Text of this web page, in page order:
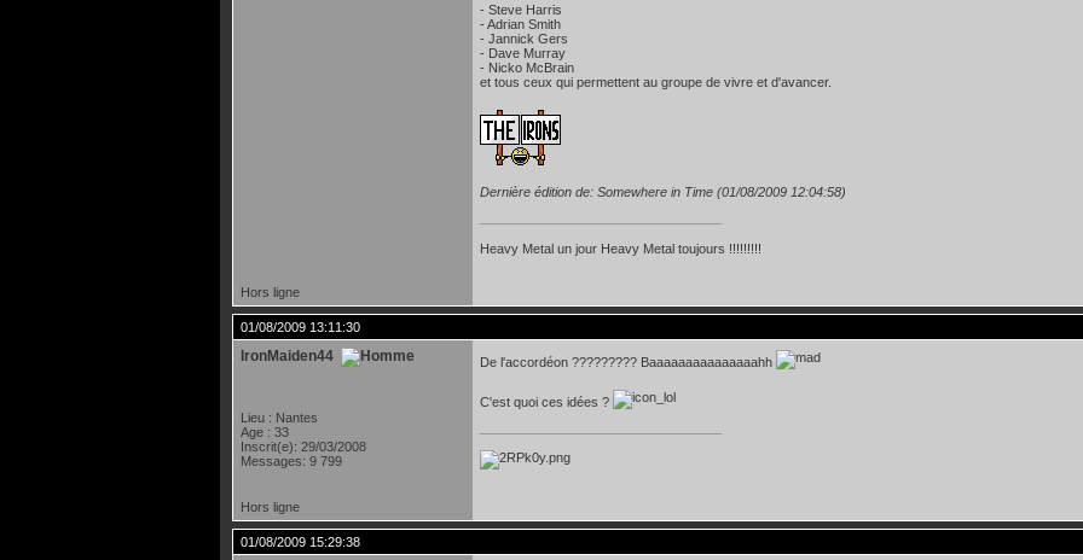
- Steve Harris
- Adrian Smith
- Jannick Gers
- Dave Murray
- Nicko McBrain
et tous ceux qui permettent au groupe de vivre et d'avancer.
Dernière édition de: Somewhere in Time (01/08/2009 12:04:58)
Heavy Metal un jour Heavy Metal toujours !!!!!!!!!
Hors ligne
01/08/2009 13:11:30
IronMaiden44
Lieu : Nantes
Age : 33
Inscrit(e): 29/03/2008
Messages: 9 799
De l'accordéon ????????? Baaaaaaaaaaaaaaahh
C'est quoi ces idées ?
Hors ligne
01/08/2009 15:29:38